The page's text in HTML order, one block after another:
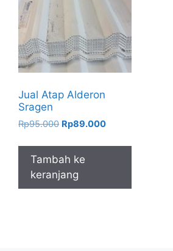
Jual Atap Alderon
Sragen
Rp95.000 Harga
adalah:
Rp95.000.
Rp89.000Harga
ini
Tambah ke
keranjang